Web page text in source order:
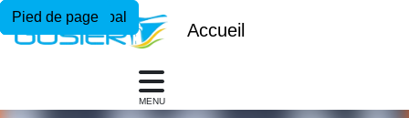
Menu principal
Contenu principal
Pied de page
Accueil
MENU